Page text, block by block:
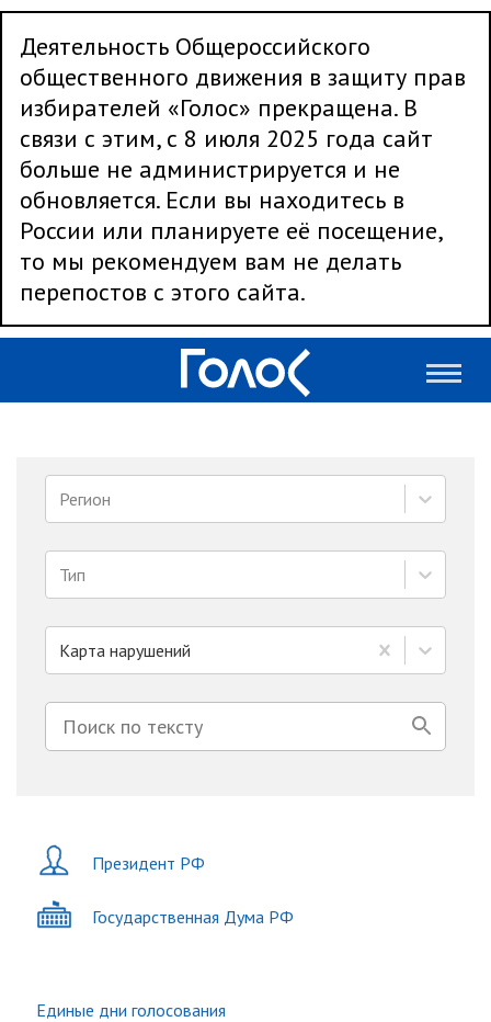
Деятельность Общероссийского
общественного движения в защиту прав
избирателей «Голос» прекращена. В
связи с этим, с 8 июля 2025 года сайт
больше не администрируется и не
обновляется. Если вы находитесь в
России или планируете её посещение,
то мы рекомендуем вам не делать
перепостов с этого сайта.
Регион
Тип
Карта нарушений
Президент РФ
Государственная Дума РФ
Единые дни голосования